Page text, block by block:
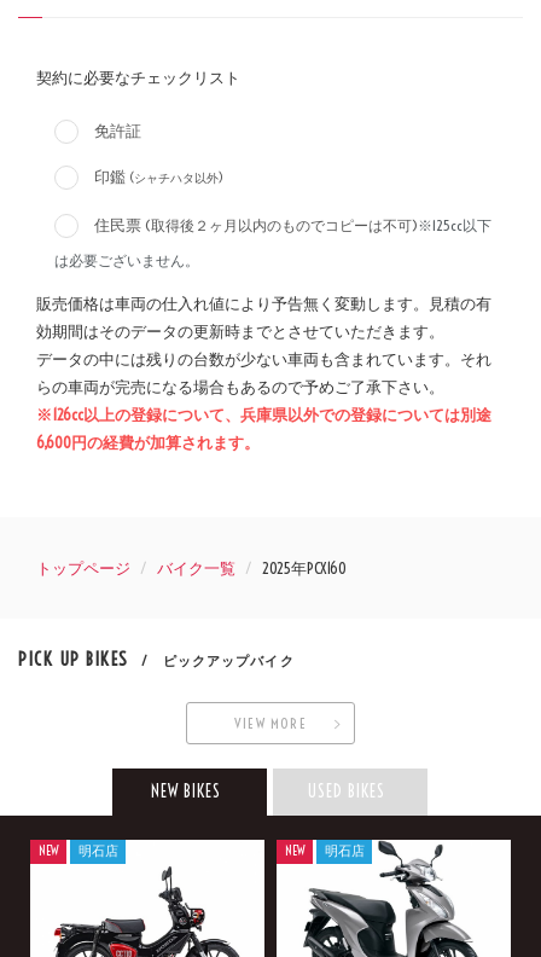
契約に必要なチェックリスト
免許証
印鑑 (シャチハタ以外)
住民票 (取得後２ヶ月以内のものでコピーは不可)※125cc以下
は必要ございません。
販売価格は車両の仕入れ値により予告無く変動します。見積の有
効期間はそのデータの更新時までとさせていただきます。
データの中には残りの台数が少ない車両も含まれています。それ
らの車両が完売になる場合もあるので予めご了承下さい。
※126cc以上の登録について、兵庫県以外での登録については別途
6,600円の経費が加算されます。
トップページ バイク一覧 2025年PCX160
PICK UP BIKES / ピックアップバイク
VIEW MORE
NEW BIKES USED BIKES
NEW 明石店 NEW 明石店